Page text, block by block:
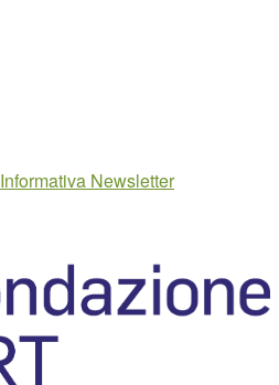
Informativa Newsletter